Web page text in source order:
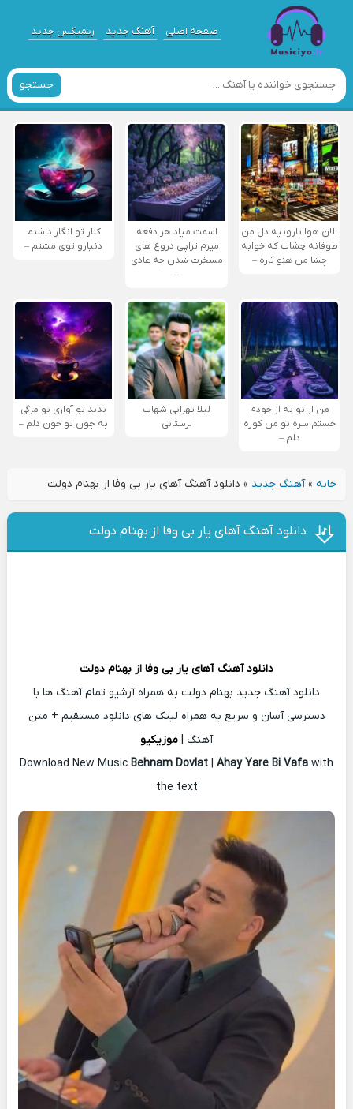
صفحه اصلی آهنگ جدید ریمیکس جدید
جستجو
الان هوا بارونیه دل من
طوفانه چشات که خوابه
چشا من هنو تاره –
اسمت میاد هر دفعه
میرم تراپی دروغ‌ های
مسخرت شدن چه عادی
–
کنار تو انگار داشتم
دنیارو توی مشتم –
من از تو نه از خودم
خستم سره تو من کوره
دلم –
لیلا تهرانی شهاب
لرستانی
ندید تو آواری تو مرگی
به جون تو خون دلم –
خانه»آهنگ جدید » دانلود آهنگ آهای یار بی وفا از بهنام دولت
دانلود آهنگ آهای یار بی وفا از بهنام دولت
دانلود آهنگ آهای یار بی وفا از بهنام دولت
دانلود آهنگ جدید بهنام دولت به همراه آرشیو تمام آهنگ ها با
دسترسی آسان و سریع به همراه لینک های دانلود مستقیم + متن
آهنگ | موزیکیو
Download New Music Behnam Dovlat | Ahay Yare Bi Vafa with
the text